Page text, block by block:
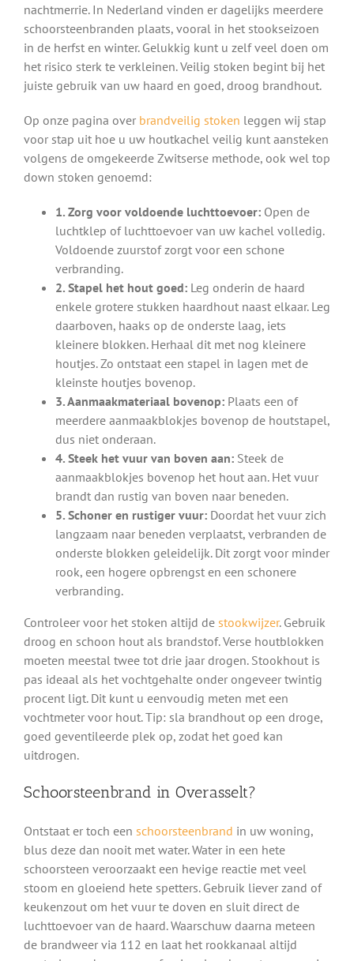
nachtmerrie. In Nederland vinden er dagelijks meerdere
schoorsteenbranden plaats, vooral in het stookseizoen
in de herfst en winter. Gelukkig kunt u zelf veel doen om
het risico sterk te verkleinen. Veilig stoken begint bij het
juiste gebruik van uw haard en goed, droog brandhout.
Op onze pagina over brandveilig stoken leggen wij stap
voor stap uit hoe u uw houtkachel veilig kunt aansteken
volgens de omgekeerde Zwitserse methode, ook wel top
down stoken genoemd:
1. Zorg voor voldoende luchttoevoer:Open de
luchtklep of luchttoevoer van uw kachel volledig.
Voldoende zuurstof zorgt voor een schone
verbranding.
2. Stapel het hout goed:Leg onderin de haard
enkele grotere stukken haardhout naast elkaar. Leg
daarboven, haaks op de onderste laag, iets
kleinere blokken. Herhaal dit met nog kleinere
houtjes. Zo ontstaat een stapel in lagen met de
kleinste houtjes bovenop.
3. Aanmaakmateriaal bovenop:Plaats een of
meerdere aanmaakblokjes bovenop de houtstapel,
dus niet onderaan.
4. Steek het vuur van boven aan:Steek de
aanmaakblokjes bovenop het hout aan. Het vuur
brandt dan rustig van boven naar beneden.
5. Schoner en rustiger vuur:Doordat het vuur zich
langzaam naar beneden verplaatst, verbranden de
onderste blokken geleidelijk. Dit zorgt voor minder
rook, een hogere opbrengst en een schonere
verbranding.
Controleer voor het stoken altijd de stookwijzer. Gebruik
droog en schoon hout als brandstof. Verse houtblokken
moeten meestal twee tot drie jaar drogen. Stookhout is
pas ideaal als het vochtgehalte onder ongeveer twintig
procent ligt. Dit kunt u eenvoudig meten met een
vochtmeter voor hout. Tip: sla brandhout op een droge,
goed geventileerde plek op, zodat het goed kan
uitdrogen.
Schoorsteenbrand in Overasselt?
Ontstaat er toch een schoorsteenbrand in uw woning,
blus deze dan nooit met water. Water in een hete
schoorsteen veroorzaakt een hevige reactie met veel
stoom en gloeiend hete spetters. Gebruik liever zand of
keukenzout om het vuur te doven en sluit direct de
luchttoevoer van de haard. Waarschuw daarna meteen
de brandweer via 112 en laat het rookkanaal altijd